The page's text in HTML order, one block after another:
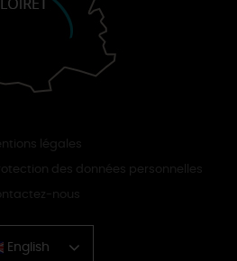
légales
des données personnelles
nous
English